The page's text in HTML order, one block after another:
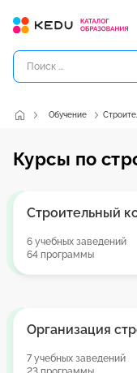
Обучение
Курсы по
Строительный
6 учебных заведений
64 программы
Организация
7 учебных заведений